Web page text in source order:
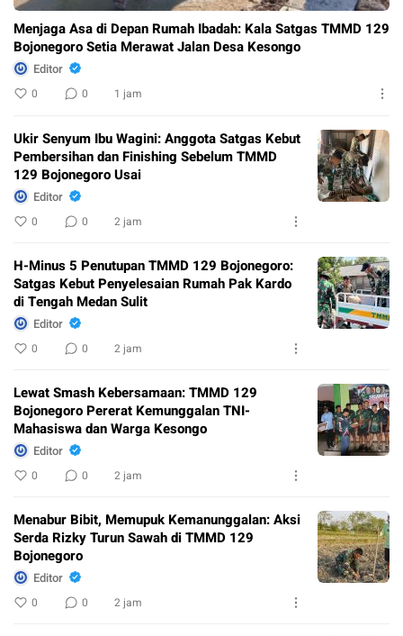
Menjaga Asa di Depan Rumah Ibadah: Kala Satgas TMMD 129
Bojonegoro Setia Merawat Jalan Desa Kesongo
Editor
0 0 1 jam
Ukir Senyum Ibu Wagini: Anggota Satgas Kebut
Pembersihan dan Finishing Sebelum TMMD
129 Bojonegoro Usai
Editor
0 0 2 jam
H-Minus 5 Penutupan TMMD 129 Bojonegoro:
Satgas Kebut Penyelesaian Rumah Pak Kardo
di Tengah Medan Sulit
Editor
0 0 2 jam
Lewat Smash Kebersamaan: TMMD 129
Bojonegoro Pererat Kemunggalan TNI-
Mahasiswa dan Warga Kesongo
Editor
0 0 2 jam
Menabur Bibit, Memupuk Kemanunggalan: Aksi
Serda Rizky Turun Sawah di TMMD 129
Bojonegoro
Editor
0 0 2 jam